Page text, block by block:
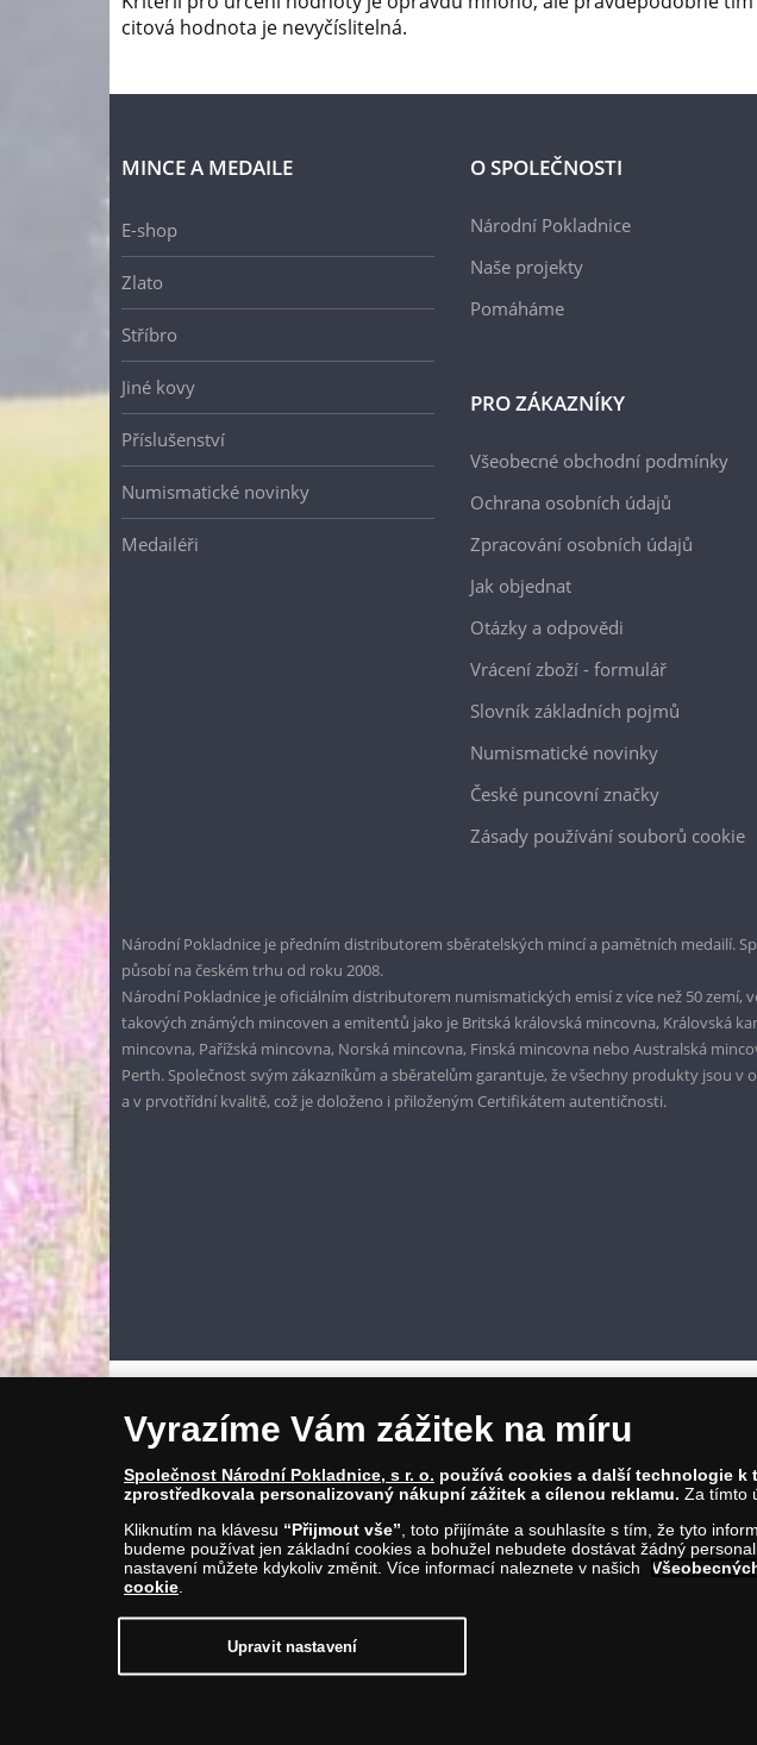
citová hodnota je nevyčíslitelná.
MINCE A MEDAILE
E-shop
Zlato
Stříbro
Jiné kovy
Příslušenství
Numismatické novinky
Medailéři
O SPOLEČNOSTI
Národní Pokladnice
Naše projekty
Pomáháme
PRO ZÁKAZNÍKY
Všeobecné obchodní podmínky
Ochrana osobních údajů
Zpracování osobních údajů
Jak objednat
Otázky a odpovědi
Vrácení zboží - formulář
Slovník základních pojmů
Numismatické novinky
České puncovní značky
Zásady používání souborů cookie
Národní Pokladnice je předním distributorem sběratelských mincí a pamětních medailí.
působí na českém trhu od roku 2008.
Národní Pokladnice je oficiálním distributorem numismatických emisí z více než 50 zemí,
takových známých mincoven a emitentů jako je Britská královská mincovna, Královská
mincovna, Pařížská mincovna, Norská mincovna, Finská mincovna nebo Australská
Perth. Společnost svým zákazníkům a sběratelům garantuje, že všechny produkty jsou v
a v prvotřídní kvalitě, což je doloženo i přiloženým Certifikátem autentičnosti.
© Copyright 2026 - Národní Pokladnice, s. r. o.; Karolinská 661/4, 186 00 Praha 8; Tel.: 810
E-mail: info@narodnipokladnice.cz, www.narodnipokladnice.cz; IČ: 28507622; DIČ:
Upravit nastavení souborů cookie můžete
Vyrazíme Vám zážitek na míru
Společnost Národní Pokladnice, s r. o. používá cookies a další technologie
zprostředkovala personalizovaný nákupní zážitek a cílenou reklamu. Za tímto
Kliknutím na klávesu “Přijmout vše” , toto přijímáte a souhlasíte s tím, že tyto
budeme používat jen základní cookies a bohužel nebudete dostávat žádný
nastavení můžete kdykoliv změnit. Více informací naleznete v našich
cookie
Upravit nastavení